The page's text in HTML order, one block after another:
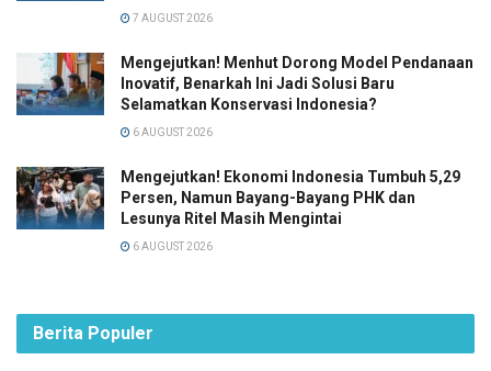
7 AUGUST 2026
Mengejutkan! Menhut Dorong Model Pendanaan
Inovatif, Benarkah Ini Jadi Solusi Baru
Selamatkan Konservasi Indonesia?
6 AUGUST 2026
Mengejutkan! Ekonomi Indonesia Tumbuh 5,29
Persen, Namun Bayang-Bayang PHK dan
Lesunya Ritel Masih Mengintai
6 AUGUST 2026
Berita Populer